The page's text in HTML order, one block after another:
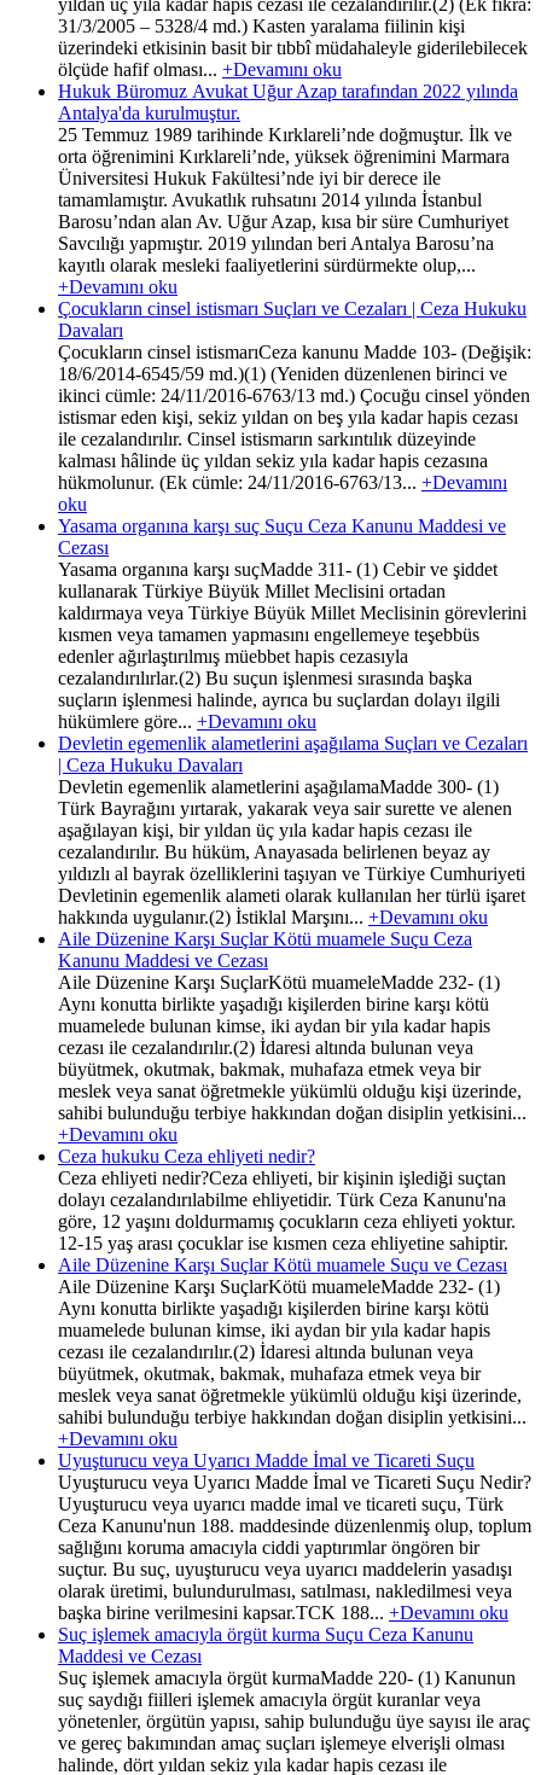
31/3/2005 – 5328/4 md.) Kasten yaralama fiilinin kişi
üzerindeki etkisinin basit bir tıbbî müdahaleyle giderilebilecek
ölçüde hafif olması... +Devamını oku
Hukuk Büromuz Avukat Uğur Azap tarafından 2022 yılında
Antalya'da kurulmuştur.
25 Temmuz 1989 tarihinde Kırklareli’nde doğmuştur. İlk ve
orta öğrenimini Kırklareli’nde, yüksek öğrenimini Marmara
Üniversitesi Hukuk Fakültesi’nde iyi bir derece ile
tamamlamıştır. Avukatlık ruhsatını 2014 yılında İstanbul
Barosu’ndan alan Av. Uğur Azap, kısa bir süre Cumhuriyet
Savcılığı yapmıştır. 2019 yılından beri Antalya Barosu’na
kayıtlı olarak mesleki faaliyetlerini sürdürmekte olup,...
+Devamını oku
Çocukların cinsel istismarı Suçları ve Cezaları | Ceza Hukuku
Davaları
Çocukların cinsel istismarıCeza kanunu Madde 103- (Değişik:
18/6/2014-6545/59 md.)(1) (Yeniden düzenlenen birinci ve
ikinci cümle: 24/11/2016-6763/13 md.) Çocuğu cinsel yönden
istismar eden kişi, sekiz yıldan on beş yıla kadar hapis cezası
ile cezalandırılır. Cinsel istismarın sarkıntılık düzeyinde
kalması hâlinde üç yıldan sekiz yıla kadar hapis cezasına
hükmolunur. (Ek cümle: 24/11/2016-6763/13... +Devamını
oku
Yasama organına karşı suç Suçu Ceza Kanunu Maddesi ve
Cezası
Yasama organına karşı suçMadde 311- (1) Cebir ve şiddet
kullanarak Türkiye Büyük Millet Meclisini ortadan
kaldırmaya veya Türkiye Büyük Millet Meclisinin görevlerini
kısmen veya tamamen yapmasını engellemeye teşebbüs
edenler ağırlaştırılmış müebbet hapis cezasıyla
cezalandırılırlar.(2) Bu suçun işlenmesi sırasında başka
suçların işlenmesi halinde, ayrıca bu suçlardan dolayı ilgili
hükümlere göre... +Devamını oku
Devletin egemenlik alametlerini aşağılama Suçları ve Cezaları
| Ceza Hukuku Davaları
Devletin egemenlik alametlerini aşağılamaMadde 300- (1)
Türk Bayrağını yırtarak, yakarak veya sair surette ve alenen
aşağılayan kişi, bir yıldan üç yıla kadar hapis cezası ile
cezalandırılır. Bu hüküm, Anayasada belirlenen beyaz ay
yıldızlı al bayrak özelliklerini taşıyan ve Türkiye Cumhuriyeti
Devletinin egemenlik alameti olarak kullanılan her türlü işaret
hakkında uygulanır.(2) İstiklal Marşını... +Devamını oku
Aile Düzenine Karşı Suçlar Kötü muamele Suçu Ceza
Kanunu Maddesi ve Cezası
Aile Düzenine Karşı SuçlarKötü muameleMadde 232- (1)
Aynı konutta birlikte yaşadığı kişilerden birine karşı kötü
muamelede bulunan kimse, iki aydan bir yıla kadar hapis
cezası ile cezalandırılır.(2) İdaresi altında bulunan veya
büyütmek, okutmak, bakmak, muhafaza etmek veya bir
meslek veya sanat öğretmekle yükümlü olduğu kişi üzerinde,
sahibi bulunduğu terbiye hakkından doğan disiplin yetkisini...
+Devamını oku
Ceza hukuku Ceza ehliyeti nedir?
Ceza ehliyeti nedir?Ceza ehliyeti, bir kişinin işlediği suçtan
dolayı cezalandırılabilme ehliyetidir. Türk Ceza Kanunu'na
göre, 12 yaşını doldurmamış çocukların ceza ehliyeti yoktur.
12-15 yaş arası çocuklar ise kısmen ceza ehliyetine sahiptir.
Aile Düzenine Karşı Suçlar Kötü muamele Suçu ve Cezası
Aile Düzenine Karşı SuçlarKötü muameleMadde 232- (1)
Aynı konutta birlikte yaşadığı kişilerden birine karşı kötü
muamelede bulunan kimse, iki aydan bir yıla kadar hapis
cezası ile cezalandırılır.(2) İdaresi altında bulunan veya
büyütmek, okutmak, bakmak, muhafaza etmek veya bir
meslek veya sanat öğretmekle yükümlü olduğu kişi üzerinde,
sahibi bulunduğu terbiye hakkından doğan disiplin yetkisini...
+Devamını oku
Uyuşturucu veya Uyarıcı Madde İmal ve Ticareti Suçu
Uyuşturucu veya Uyarıcı Madde İmal ve Ticareti Suçu Nedir?
Uyuşturucu veya uyarıcı madde imal ve ticareti suçu, Türk
Ceza Kanunu'nun 188. maddesinde düzenlenmiş olup, toplum
sağlığını koruma amacıyla ciddi yaptırımlar öngören bir
suçtur. Bu suç, uyuşturucu veya uyarıcı maddelerin yasadışı
olarak üretimi, bulundurulması, satılması, nakledilmesi veya
başka birine verilmesini kapsar.TCK 188... +Devamını oku
Suç işlemek amacıyla örgüt kurma Suçu Ceza Kanunu
Maddesi ve Cezası
Suç işlemek amacıyla örgüt kurmaMadde 220- (1) Kanunun
suç saydığı fiilleri işlemek amacıyla örgüt kuranlar veya
yönetenler, örgütün yapısı, sahip bulunduğu üye sayısı ile araç
ve gereç bakımından amaç suçları işlemeye elverişli olması
halinde, dört yıldan sekiz yıla kadar hapis cezası ile